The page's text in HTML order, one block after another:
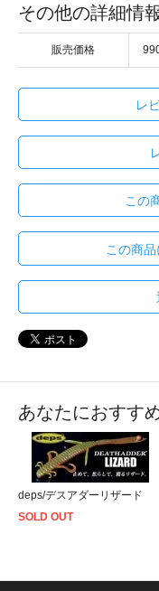
その他の詳細情
販売価格
レ
この
この商
あなたにおすす
deps/デスアダーリザード
SOLD OUT